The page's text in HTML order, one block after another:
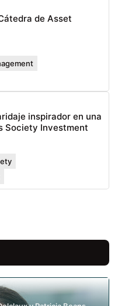
de Asset
inspirador en una
Society Investment